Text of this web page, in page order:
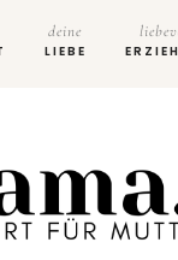
deine
LIEBE